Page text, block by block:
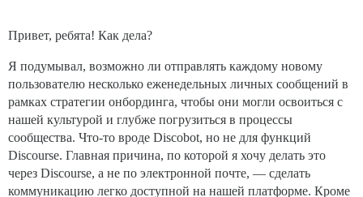
Привет, ребята! Как дела?
Я подумывал, возможно ли отправлять каждому новому
пользователю несколько еженедельных личных сообщений в
рамках стратегии онбординга, чтобы они могли освоиться с
нашей культурой и глубже погрузиться в процессы
сообщества. Что-то вроде Discobot, но не для функций
Discourse. Главная причина, по которой я хочу делать это
через Discourse, а не по электронной почте, — сделать
коммуникацию легко доступной на нашей платформе. Кроме